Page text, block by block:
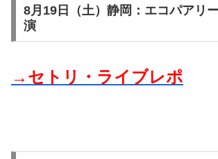
8月19日（土）静岡：エコパアリ
演
→セトリ・ライブレポ